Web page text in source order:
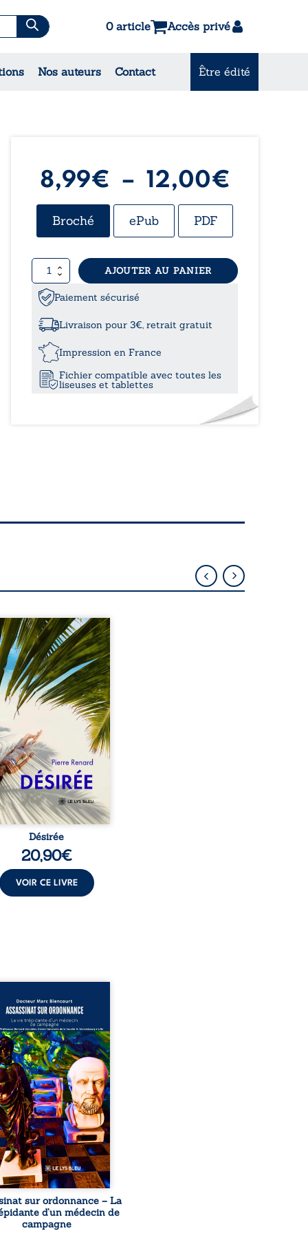
0 article Accès privé
Nos auteurs Contact Être édité
& Contes
8,99€ – 12,00€
de
8,99€
Broché ePub PDF
quantité
de
Là
poussent
orties
AJOUTER AU PANIER
Paiement sécurisé
Livraison pour 3€, retrait gratuit
Impression en France
Fichier compatible avec toutes les
liseuses et tablettes
Pierre, jeune retraité,
qu’il est devenu une
femme métissée de
ans. À peine a-t-il
à apprivoiser ce
corps qu’Ange surgit
sa vie et fait vaciller
ses certitudes. Entre
est immédiate,
jusqu’à ce qu’un
familial fasse planer
: et s’ils étaient
demi-frère et ...
Désirée
20,90€
VOIR CE LIVRE
sur ordonnance –
trépidante d’un médecin
est la réédition
et actualisée du
du Docteur Marc
ancien médecin de
qui revient sur son
médical, syndical et
Depuis septembre
il raconte le long combat
conduit à être écarté du
médical, malgré une
de première instance
sur ordonnance – La
d’un médecin de
campagne